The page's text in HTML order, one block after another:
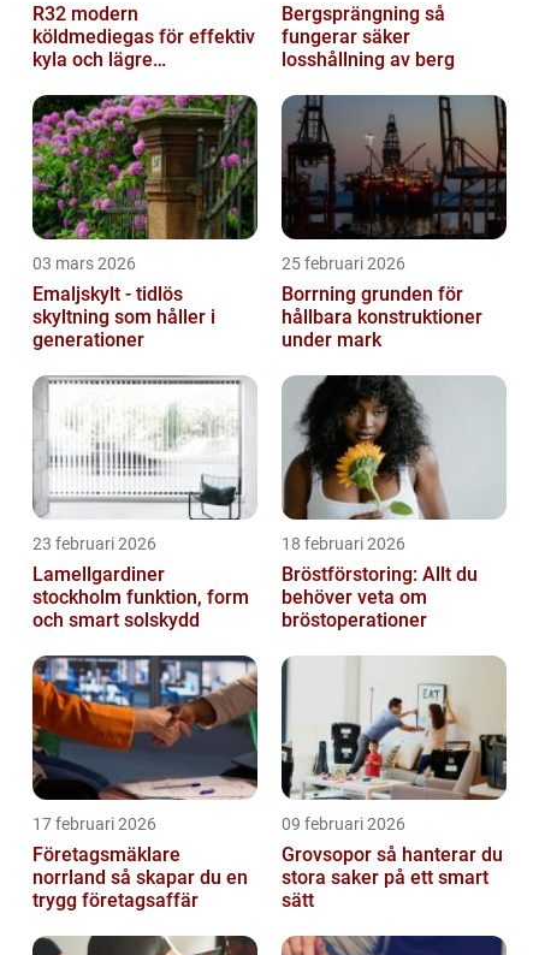
R32 modern
köldmediegas för effektiv
kyla och lägre
Bergsprängning så
fungerar säker
losshållning av berg
03 mars 2026
Emaljskylt - tidlös
skyltning som håller i
generationer
25 februari 2026
Borrning grunden för
hållbara konstruktioner
under mark
23 februari 2026
Lamellgardiner
stockholm funktion, form
och smart solskydd
18 februari 2026
Bröstförstoring: Allt du
behöver veta om
bröstoperationer
17 februari 2026
Företagsmäklare
norrland så skapar du en
trygg företagsaffär
09 februari 2026
Grovsopor så hanterar du
stora saker på ett smart
sätt